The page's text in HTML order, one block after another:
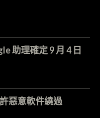
助理確定 9 月 4 日
惡意軟件繞過